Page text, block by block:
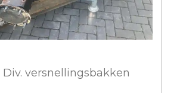
Div. versnellingsbakken